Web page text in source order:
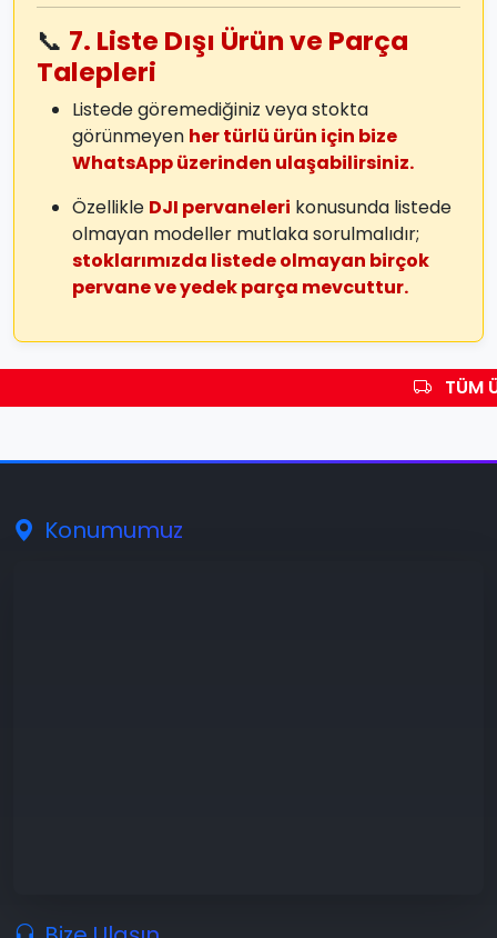
📞 7. Liste Dışı Ürün ve Parça
Talepleri
Listede göremediğiniz veya stokta
görünmeyen her türlü ürün için bize
WhatsApp üzerinden ulaşabilirsiniz.
Özellikle DJI pervaneleri konusunda listede
olmayan modeller mutlaka sorulmalıdır;
stoklarımızda listede olmayan birçok
pervane ve yedek parça mevcuttur.
TÜM
Konumumuz